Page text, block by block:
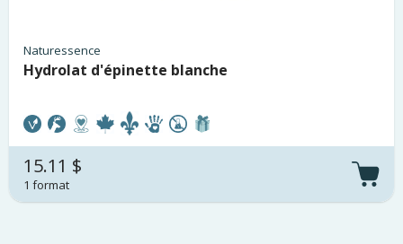
Naturessence
Hydrolat d'épinette blanche
15.11 $
1 format